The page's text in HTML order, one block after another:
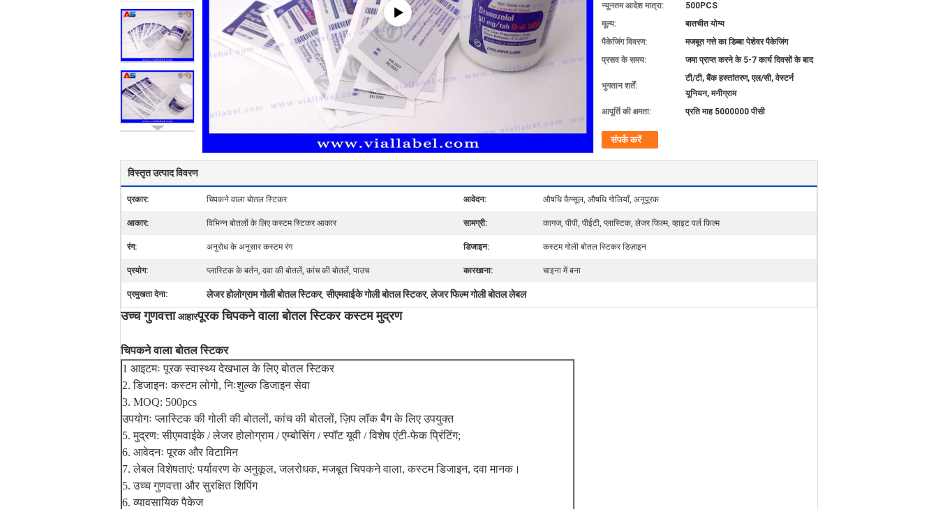
न्यूनतम आदेश मात्रा:
500PCS
मूल्य:
बातचीत योग्य
पैकेजिंग विवरण:
मजबूत गत्ते का डिब्बा पेशेवर पैकेजिंग
प्रसव के समय:
जमा प्राप्त करने के 5-7 कार्य दिवसों के बाद
भुगतान शर्तें:
टी/टी, बैंक हस्तांतरण, एल/सी, वेस्टर्न
यूनियन, मनीग्राम
आपूर्ति की क्षमता:
प्रति माह 5000000 पीसी
संपर्क करें
विस्तृत उत्पाद विवरण
प्रकार: चिपकने वाला बोतल स्टिकर आवेदन: औषधि कैप्सूल, औषधि गोलियाँ, अनुपूरक
आकार: विभिन्न बोतलों के लिए कस्टम स्टिकर आकार सामग्री: कागज, पीपी, पीईटी, प्लास्टिक, लेजर फिल्म, व्हाइट पर्ल फिल्म
रंग: अनुरोध के अनुसार कस्टम रंग डिजाइन: कस्टम गोली बोतल स्टिकर डिज़ाइन
प्रयोग: प्लास्टिक के बर्तन, दवा की बोतलें, कांच की बोतलें, पाउच कारखाना: चाइना में बना
प्रमुखता देना: लेजर होलोग्राम गोली बोतल स्टिकर,सीएमवाईके गोली बोतल स्टिकर,लेजर फिल्म गोली बोतल लेबल
उच्च गुणवत्ता आहारपूरक चिपकने वाला बोतल स्टिकर कस्टम मुद्रण
चिपकने वाला बोतल स्टिकर
1 आइटमः पूरक स्वास्थ्य देखभाल के लिए बोतल स्टिकर
2. डिजाइनः कस्टम लोगो, निःशुल्क डिजाइन सेवा
3. MOQ: 500pcs
उपयोगः प्लास्टिक की गोली की बोतलों, कांच की बोतलों, ज़िप लॉक बैग के लिए उपयुक्त
5. मुद्रण: सीएमवाईके / लेजर होलोग्राम / एम्बोसिंग / स्पॉट यूवी / विशेष एंटी-फेक प्रिंटिंग;
6. आवेदनः पूरक और विटामिन
7. लेबल विशेषताएं: पर्यावरण के अनुकूल, जलरोधक, मजबूत चिपकने वाला, कस्टम डिजाइन, दवा मानक।
5. उच्च गुणवत्ता और सुरक्षित शिपिंग
6. व्यावसायिक पैकेज